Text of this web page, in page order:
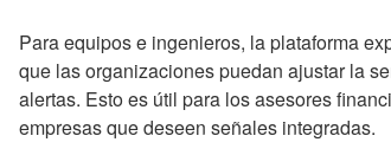
Para equipos e ingenieros, la plataforma
que las organizaciones puedan ajustar la
alertas. Esto es útil para los asesores
empresas que deseen señales integradas.